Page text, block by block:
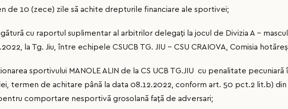
de 10 (zece) zile să achite drepturile financiare ale sportivei;
cu raportul suplimentar al arbitrilor delegaţi la jocul de Divizia A -
la Tg. Jiu, între echipele CSUCB TG. JIU – CSU CRAIOVA, Comisia
sportivului MANOLE ALIN de la CS UCB TG.JIU cu penalitate
termen de achitare până la data 08.12.2022, conform art. 50 pct.2 lit.b) din
comportare nesportivă grosolană faţă de adversari;